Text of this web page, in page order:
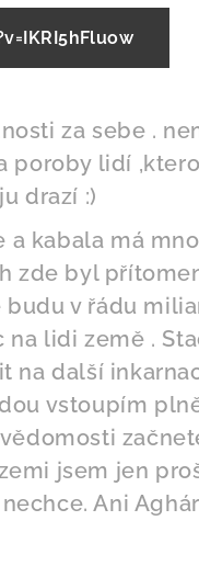
za sebe .
lidí
drazí :)
kabala má
zde byl
v řádu
lidi země .
na další
vstoupím
jsem jen
Ani